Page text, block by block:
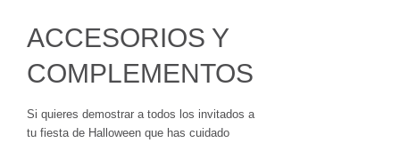
ACCESORIOS Y
COMPLEMENTOS
Si quieres demostrar a todos los invitados a
tu fiesta de Halloween que has cuidado